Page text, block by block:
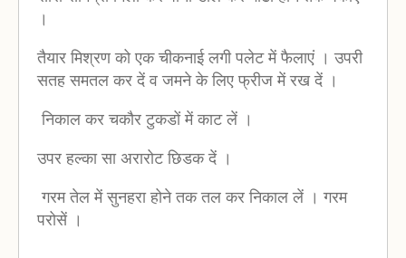
।
तैयार मिश्रण को एक चीकनाई लगी पलेट में फैलाएं । उपरी
सतह समतल कर दें व जमने के लिए फ्रीज में रख दें ।
निकाल कर चकौर टुकडों में काट लें ।
उपर हल्का सा अरारोट छिडक दें ।
गरम तेल में सुनहरा होने तक तल कर निकाल लें । गरम
परोसें ।